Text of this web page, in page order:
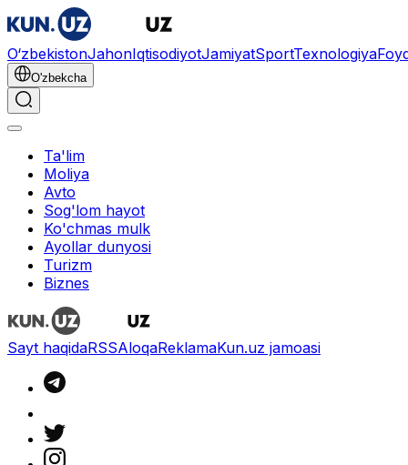
O‘zbekistonJahonIqtisodiyotJamiyatSportTexnologiya
O'zbekcha
Ta'lim
Moliya
Avto
Sog'lom hayot
Ko'chmas mulk
Ayollar dunyosi
Turizm
Biznes
Sayt haqidaRSSAloqaReklamaKun.uz jamoasi